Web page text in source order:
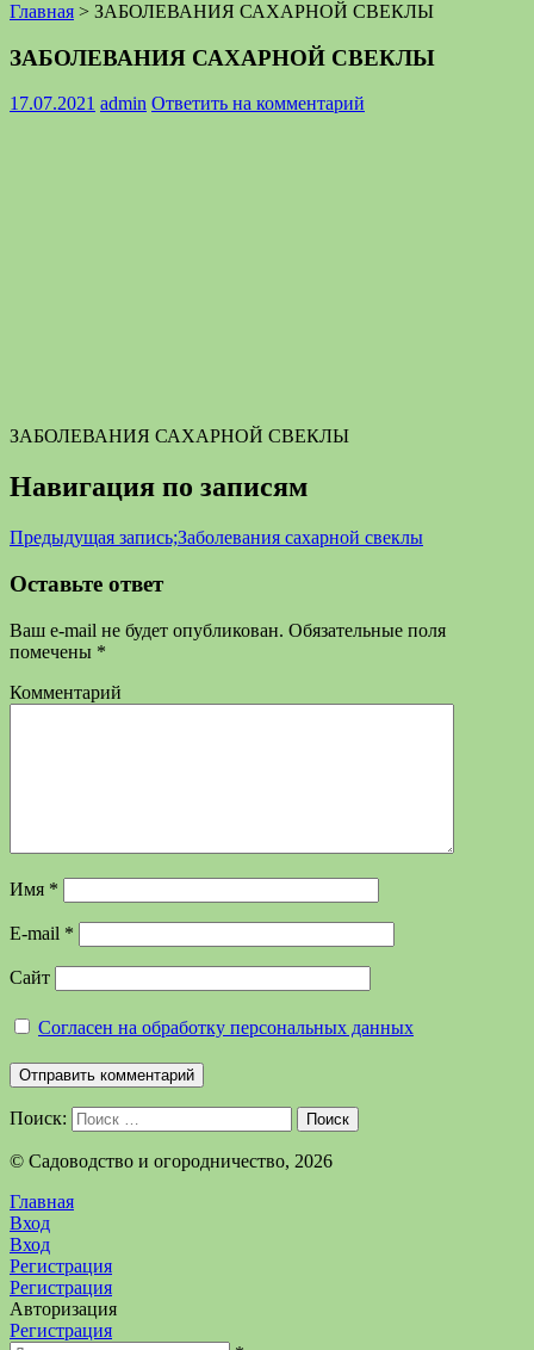
Главная > ЗАБОЛЕВАНИЯ САХАРНОЙ СВЕКЛЫ
ЗАБОЛЕВАНИЯ САХАРНОЙ СВЕКЛЫ
17.07.2021 admin Ответить на комментарий
ЗАБОЛЕВАНИЯ САХАРНОЙ СВЕКЛЫ
Навигация по записям
Предыдущая запись;Заболевания сахарной свеклы
Оставьте ответ
Ваш e-mail не будет опубликован. Обязательные поля
помечены *
Комментарий
Имя *
E-mail *
Сайт
Согласен на обработку персональных данных
Поиск: Поиск
©️ Садоводство и огородничество, 2026
Главная
Вход
Вход
Регистрация
Регистрация
Авторизация
Регистрация